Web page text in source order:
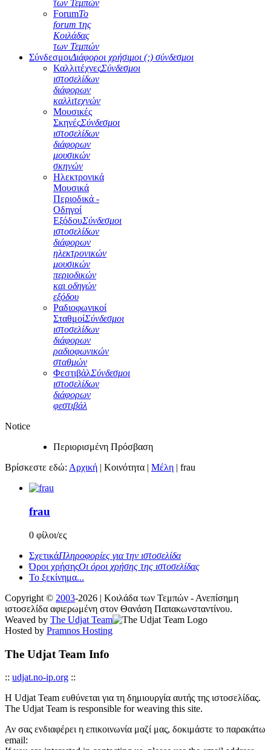
των Τεμπών
ForumΤο
forum της
Κοιλάδας
των Τεμπών
ΣύνδεσμοιΔιάφοροι χρήσιμοι (;) σύνδεσμοι
ΚαλλιτέχνεςΣύνδεσμοι
ιστοσελίδων
διάφορων
καλλιτεχνών
Μουσικές
ΣκηνέςΣύνδεσμοι
ιστοσελίδων
διάφορων
μουσικών
σκηνών
Ηλεκτρονικά
Μουσικά
Περιοδικά -
Οδηγοί
ΕξόδουΣύνδεσμοι
ιστοσελίδων
διάφορων
ηλεκτρονικών
μουσικών
περιοδικών
και οδηγών
εξόδου
Ραδιοφωνικοί
ΣταθμοίΣύνδεσμοι
ιστοσελίδων
διάφορων
ραδιοφωνικών
σταθμών
ΦεστιβάλΣύνδεσμοι
ιστοσελίδων
διάφορων
φεστιβάλ
Notice
Περιορισμένη Πρόσβαση
Βρίσκεστε εδώ: Αρχική | Κοινότητα | Μέλη | frau
frau
0 φίλοι/ες
ΣχετικάΠληροφορίες για την ιστοσελίδα
Όροι χρήσηςΟι όροι χρήσης της ιστοσελίδας
Το ξεκίνημα...
Copyright © 2003-2026 | Κοιλάδα των Τεμπών - Ανεπίσημη
ιστοσελίδα αφιερωμένη στον Θανάση Παπακωνσταντίνου.
Weaved by The Udjat Team
Hosted by Pramnos Hosting
The Udjat Team Info
:: udjat.no-ip.org ::
Η Udjat Team ευθύνεται για τη δημιουργία αυτής της ιστοσελίδας.
The Udjat Team is responsible for weaving this site.
Αν σας ενδιαφέρει η επικοινωνία μαζί μας, δοκιμάστε το παρακάτω
email: